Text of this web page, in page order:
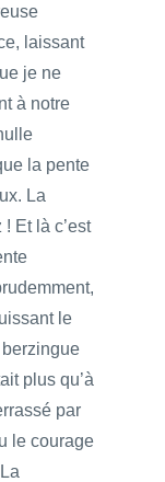
laissant
je ne
à notre
la pente
La
Et là c’est
le
plus qu’à
par
le courage